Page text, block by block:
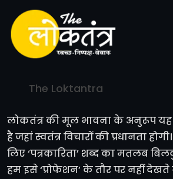
The Loktantra
लोकतंत्र की मूल भावना के अनुरूप यह
है जहां स्वतंत्र विचारों की प्रधानता
लिए ‘पत्रकारिता’ शब्द का मतलब
हम इसे ‘प्रोफेशन’ के तौर पर नहीं